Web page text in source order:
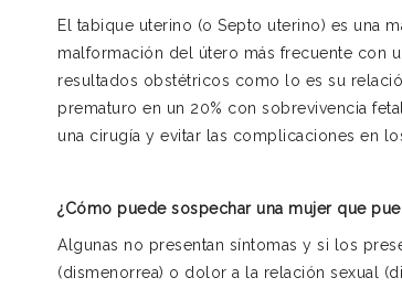
El tabique uterino (o Septo uterino) es una
malformación del útero más frecuente con
resultados obstétricos como lo es su
prematuro en un 20% con sobrevivencia
una cirugía y evitar las complicaciones en
¿Cómo puede sospechar una mujer que
Algunas no presentan síntomas y si los
(dismenorrea) o dolor a la relación sexual